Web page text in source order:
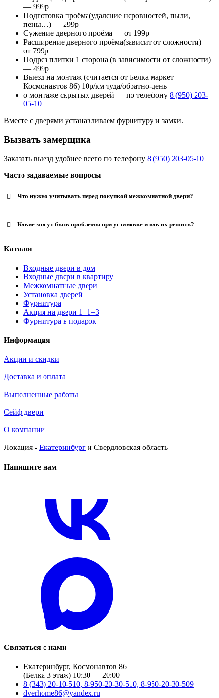
— 999р
Подготовка проёма(удаление неровностей, пыли,
пены…) — 299р
Сужение дверного проёма — от 199р
Расширение дверного проёма(зависит от сложности) —
от 799р
Подрез плитки 1 сторона (в зависимости от сложности)
— 499р
Выезд на монтаж (считается от Белка маркет
Космонавтов 86) 10р/км туда/обратно-день
о монтаже скрытых дверей — по телефону 8 (950) 203-
05-10
Вместе с дверями устанавливаем фурнитуру и замки.
Вызвать замерщика
Заказать выезд удобнее всего по телефону 8 (950) 203-05-10
Часто задаваемые вопросы
Что нужно учитывать перед покупкой межкомнатной двери?
Какие могут быть проблемы при установке и как их решить?
Каталог
Входные двери в дом
Входные двери в квартиру
Межкомнатные двери
Установка дверей
Фурнитура
Акция на двери 1+1=3
Фурнитура в подарок
Информация
Акции и скидки
Доставка и оплата
Выполненные работы
Сейф двери
О компании
Локация - Екатеринбург и Свердловская область
Напишите нам
Связаться с нами
Екатеринбург, Космонавтов 86
(Белка 3 этаж) 10:30 — 20:00
8 (343) 20-10-510, 8-950-20-30-510, 8-950-20-30-509
dverhome86@yandex.ru